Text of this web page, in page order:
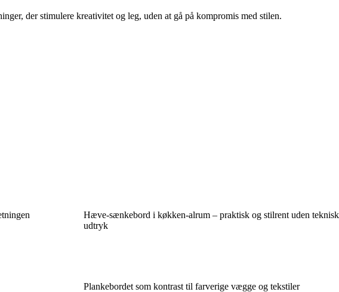
der stimulere kreativitet og leg, uden at gå på kompromis med stilen.
Hæve-sænkebord i køkken-alrum – praktisk og stilrent uden teknisk
udtryk
Plankebordet som kontrast til farverige vægge og tekstiler